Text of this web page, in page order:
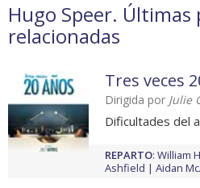
Hugo Speer. Últimas
relacionadas
Tres veces
Dirigida por Julie
Dificultades del
REPARTO: William
Ashfield
Aidan